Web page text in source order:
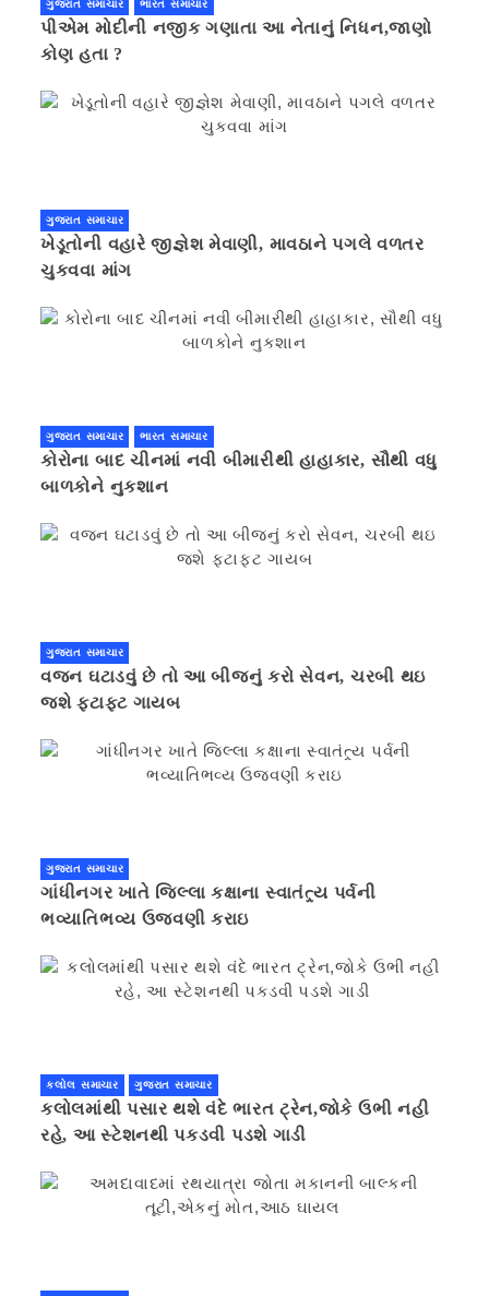
ગુજરાત સમાચાર ભારત સમાચાર
પીએમ મોદીની નજીક ગણાતા આ નેતાનું નિધન,જાણો
કોણ હતા ?
ગુજરાત સમાચાર
ખેડૂતોની વહારે જીજ્ઞેશ મેવાણી, માવઠાને પગલે વળતર
ચુકવવા માંગ
ગુજરાત સમાચાર ભારત સમાચાર
કોરોના બાદ ચીનમાં નવી બીમારીથી હાહાકાર, સૌથી વધુ
બાળકોને નુકશાન
ગુજરાત સમાચાર
વજન ઘટાડવું છે તો આ બીજનું કરો સેવન, ચરબી થઇ
જશે ફટાફટ ગાયબ
ગુજરાત સમાચાર
ગાંધીનગર ખાતે જિલ્લા કક્ષાના સ્વાતંત્ર્ય પર્વની
ભવ્યાતિભવ્ય ઉજવણી કરાઇ
કલોલ સમાચાર ગુજરાત સમાચાર
કલોલમાંથી પસાર થશે વંદે ભારત ટ્રેન,જોકે ઉભી નહી
રહે, આ સ્ટેશનથી પકડવી પડશે ગાડી